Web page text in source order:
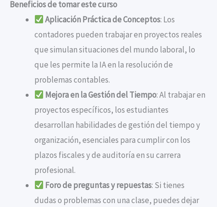
Beneficios de tomar este curso
Aplicación Práctica de Conceptos: Los
contadores pueden trabajar en proyectos reales
que simulan situaciones del mundo laboral, lo
que les permite la IA en la resolución de
problemas contables.
Mejora en la Gestión del Tiempo: Al trabajar en
proyectos específicos, los estudiantes
desarrollan habilidades de gestión del tiempo y
organización, esenciales para cumplir con los
plazos fiscales y de auditoría en su carrera
profesional.
Foro de preguntas y repuestas: Si tienes
dudas o problemas con una clase, puedes dejar